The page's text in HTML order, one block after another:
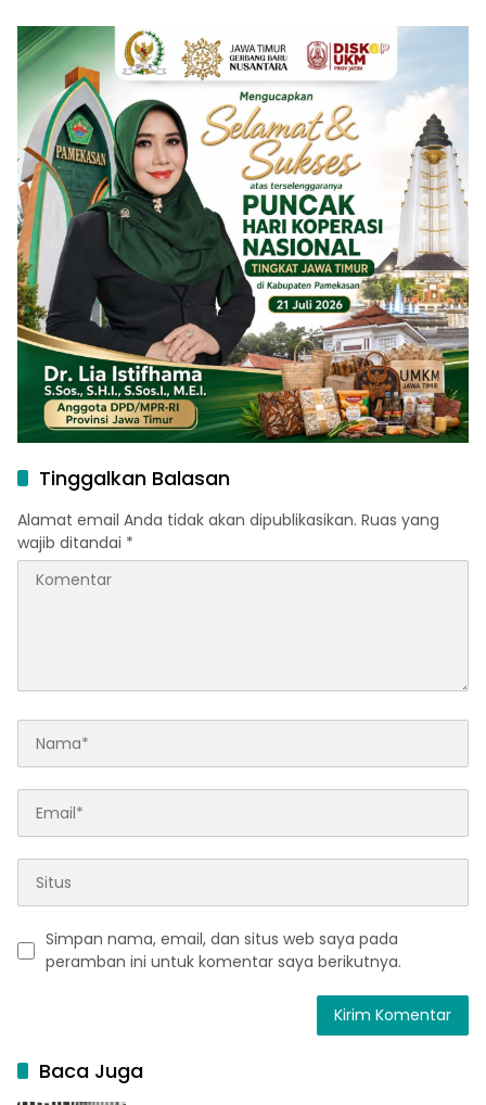
Tinggalkan Balasan
Alamat email Anda tidak akan dipublikasikan. Ruas yang
wajib ditandai *
Simpan nama, email, dan situs web saya pada
peramban ini untuk komentar saya berikutnya.
Baca Juga